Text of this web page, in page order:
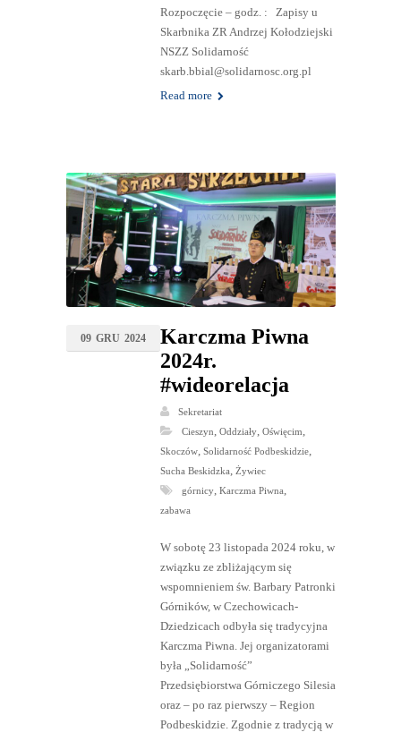
Rozpoczęcie – godz. : Zapisy u
Skarbnika ZR Andrzej Kołodziejski
NSZZ Solidarność
skarb.bbial@solidarnosc.org.pl
Read more
09 GRU 2024
Karczma Piwna
2024r.
#wideorelacja
Sekretariat
Cieszyn, Oddziały, Oświęcim,
Skoczów, Solidarność Podbeskidzie,
Sucha Beskidzka, Żywiec
górnicy, Karczma Piwna,
zabawa
W sobotę 23 listopada 2024 roku, w
związku ze zbliżającym się
wspomnieniem św. Barbary Patronki
Górników, w Czechowicach-
Dziedzicach odbyła się tradycyjna
Karczma Piwna. Jej organizatorami
była „Solidarność”
Przedsiębiorstwa Górniczego Silesia
oraz – po raz pierwszy – Region
Podbeskidzie. Zgodnie z tradycją w